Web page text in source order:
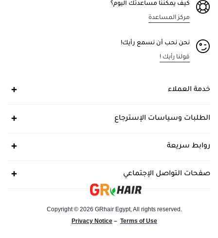
كيف يمكننا مساعدتك اليوم؟
مركز المساعدة
نحن نحب أن نسمع رأيك!
قولنا رأيك !
خدمة العملاء
الطلبات وسياسات الإسترجاع
روابط سريعة
صفحات التواصل الإجتماعي
Copyright © 2026 GRhair Egypt, All rights reserved.
Privacy Notice – Terms of Use